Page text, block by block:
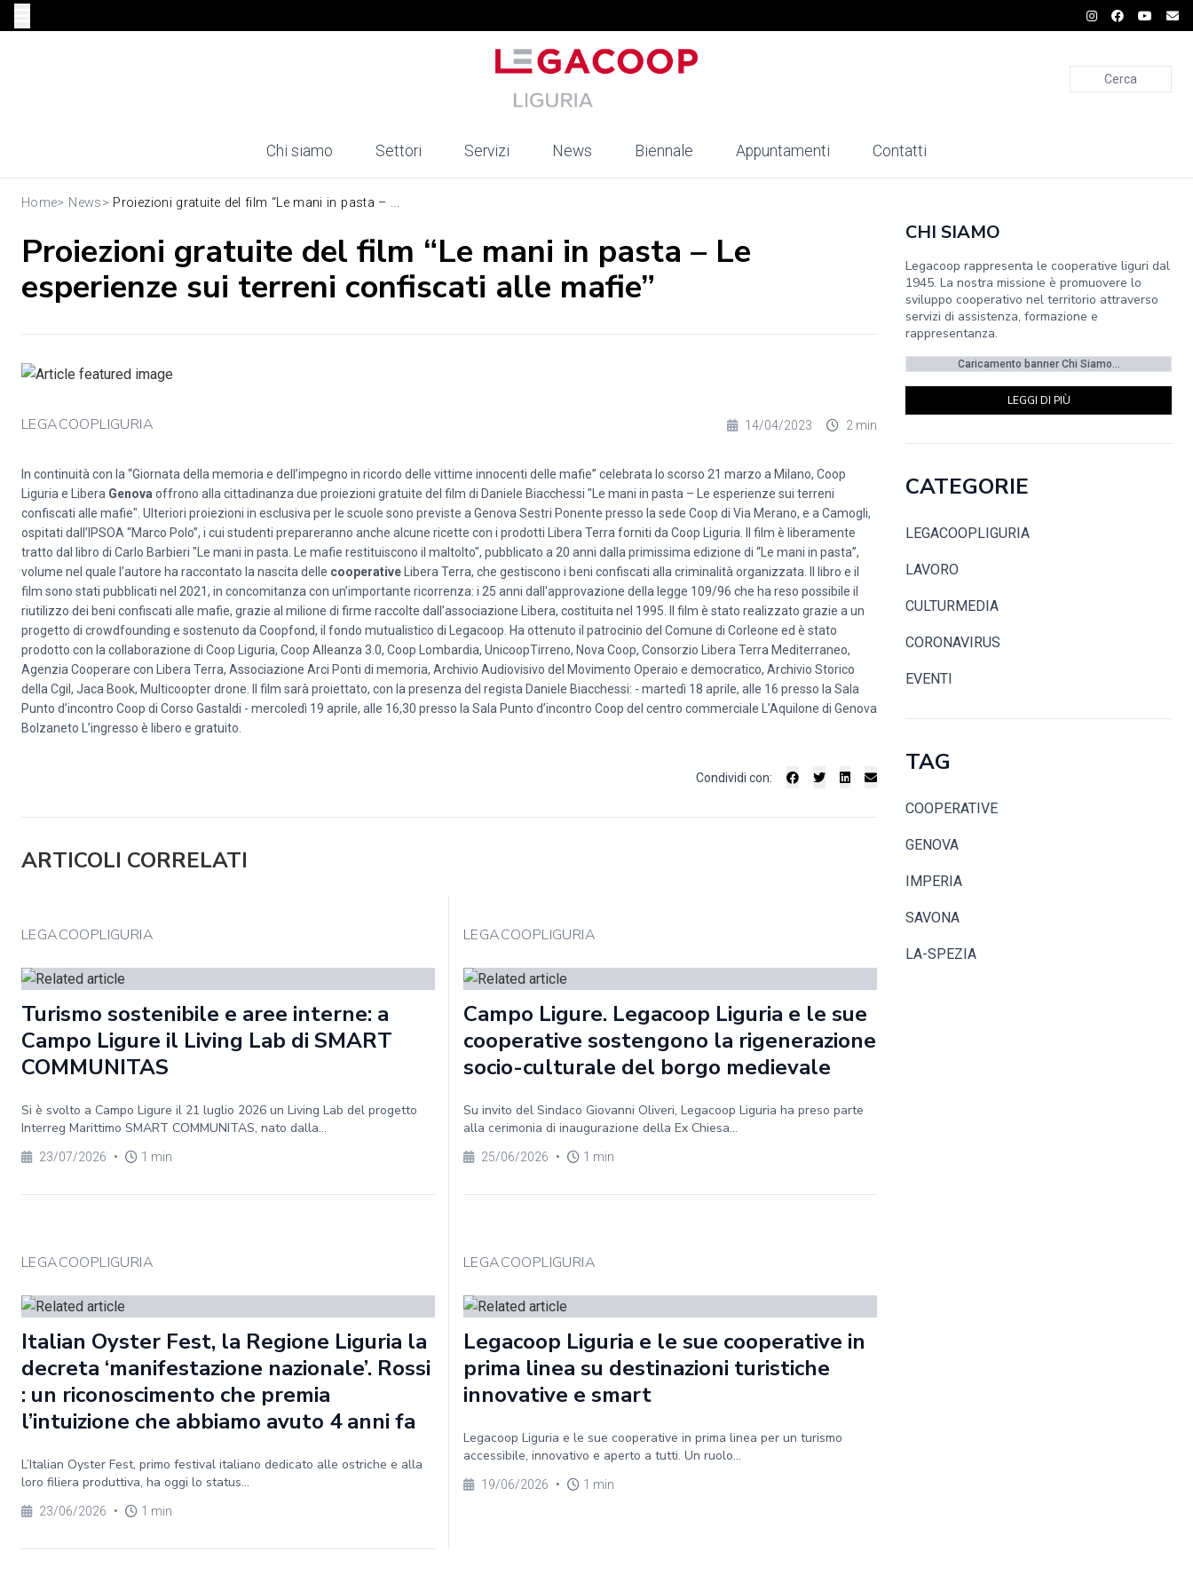
Cerca
Chi siamo Settori Servizi News Biennale Appuntamenti Contatti
Home> News> Proiezioni gratuite del film “Le mani in pasta – ...
Proiezioni gratuite del film “Le mani in pasta – Le
esperienze sui terreni confiscati alle mafie”
LEGACOOPLIGURIA 14/04/2023 2 min
In continuità con la “Giornata della memoria e dell’impegno in ricordo delle vittime innocenti delle mafie” celebrata lo scorso 21 marzo a Milano, Coop
Liguria e Libera Genova offrono alla cittadinanza due proiezioni gratuite del film di Daniele Biacchessi "Le mani in pasta – Le esperienze sui terreni
confiscati alle mafie". Ulteriori proiezioni in esclusiva per le scuole sono previste a Genova Sestri Ponente presso la sede Coop di Via Merano, e a Camogli,
ospitati dall’IPSOA “Marco Polo”, i cui studenti prepareranno anche alcune ricette con i prodotti Libera Terra forniti da Coop Liguria. Il film è liberamente
tratto dal libro di Carlo Barbieri "Le mani in pasta. Le mafie restituiscono il maltolto", pubblicato a 20 anni dalla primissima edizione di “Le mani in pasta”,
volume nel quale l’autore ha raccontato la nascita delle cooperative Libera Terra, che gestiscono i beni confiscati alla criminalità organizzata. Il libro e il
film sono stati pubblicati nel 2021, in concomitanza con un’importante ricorrenza: i 25 anni dall'approvazione della legge 109/96 che ha reso possibile il
riutilizzo dei beni confiscati alle mafie, grazie al milione di firme raccolte dall’associazione Libera, costituita nel 1995. Il film è stato realizzato grazie a un
progetto di crowdfounding e sostenuto da Coopfond, il fondo mutualistico di Legacoop. Ha ottenuto il patrocinio del Comune di Corleone ed è stato
prodotto con la collaborazione di Coop Liguria, Coop Alleanza 3.0, Coop Lombardia, UnicoopTirreno, Nova Coop, Consorzio Libera Terra Mediterraneo,
Agenzia Cooperare con Libera Terra, Associazione Arci Ponti di memoria, Archivio Audiovisivo del Movimento Operaio e democratico, Archivio Storico
della Cgil, Jaca Book, Multicoopter drone. Il film sarà proiettato, con la presenza del regista Daniele Biacchessi: - martedì 18 aprile, alle 16 presso la Sala
Punto d’incontro Coop di Corso Gastaldi - mercoledì 19 aprile, alle 16,30 presso la Sala Punto d’incontro Coop del centro commerciale L’Aquilone di Genova
Bolzaneto L’ingresso è libero e gratuito.
Condividi con:
ARTICOLI CORRELATI
LEGACOOPLIGURIA
Turismo sostenibile e aree interne: a
Campo Ligure il Living Lab di SMART
COMMUNITAS
Si è svolto a Campo Ligure il 21 luglio 2026 un Living Lab del progetto
Interreg Marittimo SMART COMMUNITAS, nato dalla...
23/07/2026 • 1 min
LEGACOOPLIGURIA
Campo Ligure. Legacoop Liguria e le sue
cooperative sostengono la rigenerazione
socio-culturale del borgo medievale
Su invito del Sindaco Giovanni Oliveri, Legacoop Liguria ha preso parte
alla cerimonia di inaugurazione della Ex Chiesa...
25/06/2026 • 1 min
LEGACOOPLIGURIA
Italian Oyster Fest, la Regione Liguria la
decreta ‘manifestazione nazionale’. Rossi
: un riconoscimento che premia
l’intuizione che abbiamo avuto 4 anni fa
L’Italian Oyster Fest, primo festival italiano dedicato alle ostriche e alla
loro filiera produttiva, ha oggi lo status...
23/06/2026 • 1 min
LEGACOOPLIGURIA
Legacoop Liguria e le sue cooperative in
prima linea su destinazioni turistiche
innovative e smart
Legacoop Liguria e le sue cooperative in prima linea per un turismo
accessibile, innovativo e aperto a tutti. Un ruolo...
19/06/2026 • 1 min
CHI SIAMO
Legacoop rappresenta le cooperative liguri dal
1945. La nostra missione è promuovere lo
sviluppo cooperativo nel territorio attraverso
servizi di assistenza, formazione e
rappresentanza.
Caricamento banner Chi Siamo...
LEGGI DI PIÙ
CATEGORIE
LEGACOOPLIGURIA
LAVORO
CULTURMEDIA
CORONAVIRUS
EVENTI
TAG
COOPERATIVE
GENOVA
IMPERIA
SAVONA
LA-SPEZIA